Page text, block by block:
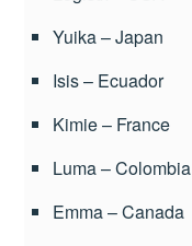
Yuika – Japan
Isis – Ecuador
Kimie – France
Luma – Colombia
Emma – Canada